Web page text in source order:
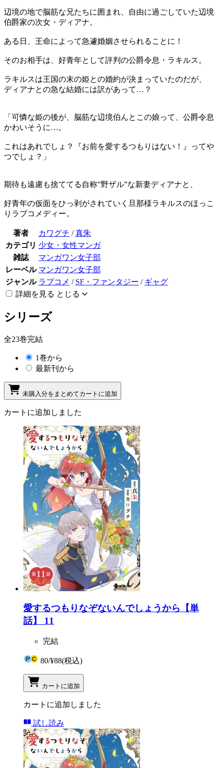
辺境の地で脳筋な兄たちに囲まれ、自由に過ごしていた辺境
伯爵家の次女・ディアナ。
ある日、王命によって急遽婚姻させられることに！
そのお相手は、好青年として評判の公爵令息・ラキルス。
ラキルスは王国の末の姫との婚約が決まっていたのだが、
ディアナとの急な結婚には訳があって…？
「可憐な姫の後が、脳筋な辺境伯んとこの娘って、公爵令息
かわいそうに…。
これはあれでしょ？『お前を愛するつもりはない！』ってや
つでしょ？」
期待も遠慮も捨ててる自称”野ザル”な新妻ディアナと、
好青年の仮面をひっ剥がされていく旦那様ラキルスのほっこ
りラブコメディー。
著者 カワグチ /真朱
カテゴリ 少女・女性マンガ
雑誌
マンガワン女子部
レーベル マンガワン女子部
ジャンル ラブコメ / SF・ファンタジー / ギャグ
詳細を見る とじる
シリーズ
全23巻完結
1巻から
最新刊から
未購入分をまとめてカートに追加
カートに追加しました
愛するつもりなぞないんでしょうから【単
話】 11
完結
80/¥88(税込)
カートに追加
カートに追加しました
試し読み